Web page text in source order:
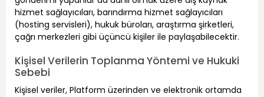
hizmet sağlayıcıları, barındırma hizmet sağlayıcıları
(hosting servisleri), hukuk büroları, araştırma şirketleri,
çağrı merkezleri gibi üçüncü kişiler ile paylaşabilecektir.
Kişisel Verilerin Toplanma Yöntemi ve Hukuki
Sebebi
Kişisel veriler, Platform üzerinden ve elektronik ortamda